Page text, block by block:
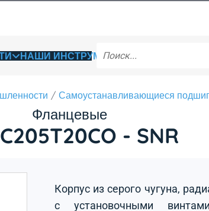
НАШИ ИНСТРУМЕНТЫ
Самоустанавливающиеся
Фланцевые
- SNR
Корпус из серого чугуна,
с установочными